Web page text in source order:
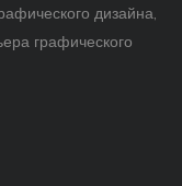
дизайна,
графического